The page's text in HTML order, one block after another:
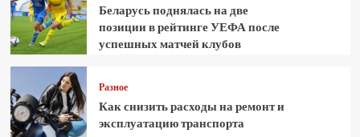
Беларусь поднялась на две
позиции в рейтинге УЕФА после
успешных матчей клубов
Разное
Как снизить расходы на ремонт и
эксплуатацию транспорта